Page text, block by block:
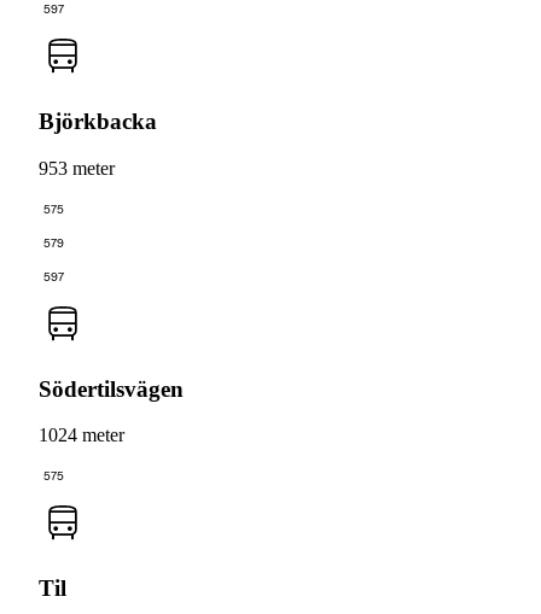
597
Björkbacka
953 meter
575
579
597
Södertilsvägen
1024 meter
575
Til